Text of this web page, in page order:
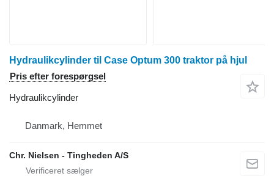
Hydraulikcylinder til Case Optum 300 traktor på hjul
Pris efter forespørgsel
Hydraulikcylinder
Danmark, Hemmet
Chr. Nielsen - Tingheden A/S